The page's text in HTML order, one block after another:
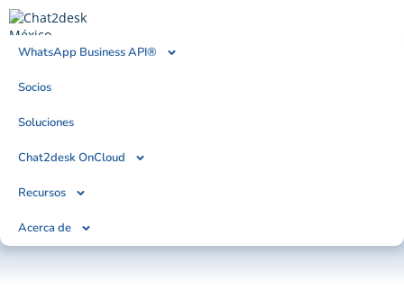
WhatsApp Business API®
Socios
Soluciones
Chat2desk OnCloud
Recursos
Acerca de
Tendencias, Noticias & Artículos